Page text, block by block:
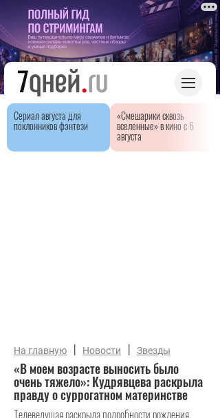
Сериал августа для
поклонников фэнтези
«Смешарики сквозь
вселенные» в кино с 6
августа
На главную | Новости | Звезды
«В моем возрасте выносить было
очень тяжело»: Кудрявцева раскрыла
правду о суррогатном материнстве
Телеведущая раскрыла подробности рождения